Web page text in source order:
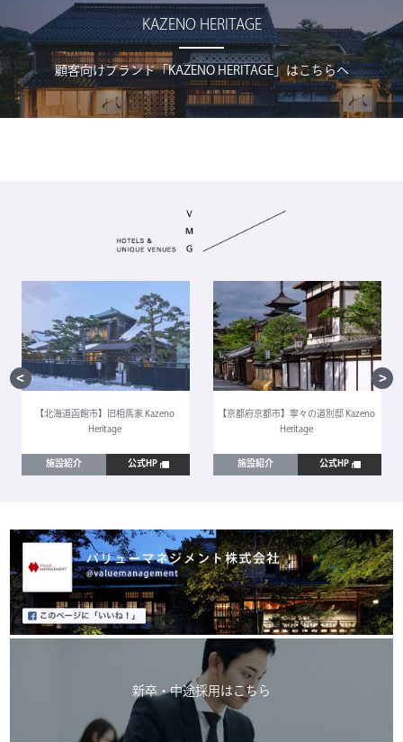
KAZENO HERITAGE
顧客向けブランド「KAZENO HERITAGE」はこちらへ
【北海道函館市】旧相馬家 Kazeno
Heritage
施設紹介 公式HP
【京都府京都市】寧々の道別邸 Kazeno
Heritage
施設紹介 公式HP
新卒・中途採用はこちら